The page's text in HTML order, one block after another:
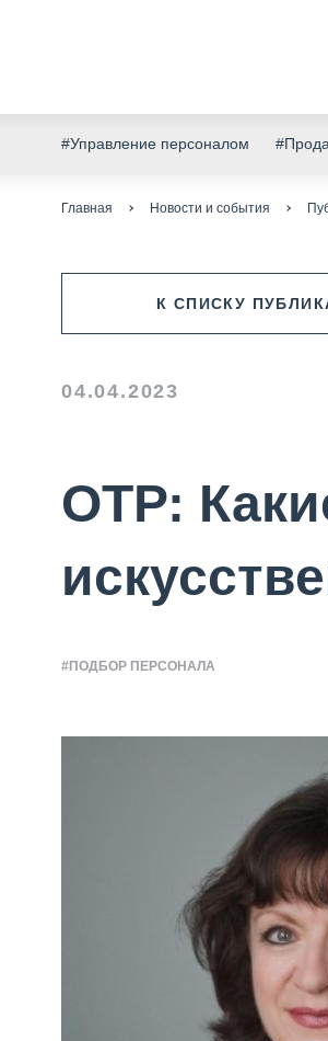
#Управление персоналом
Главная Новости и события
К СПИСКУ
04.04.2023
ОТР:
#ПОДБОР ПЕРСОНАЛА